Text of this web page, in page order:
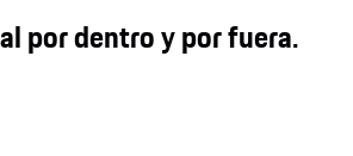
y la deportividad en la
de chasis evolucionados
por dentro y por fuera.